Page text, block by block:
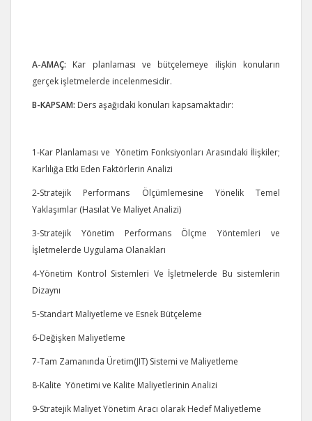
A-AMAÇ: Kar planlaması ve bütçelemeye ilişkin konuların
gerçek işletmelerde incelenmesidir.
B-KAPSAM: Ders aşağıdaki konuları kapsamaktadır:
1-Kar Planlaması ve Yönetim Fonksiyonları Arasındaki İlişkiler;
Karlılığa Etki Eden Faktörlerin Analizi
2-Stratejik Performans Ölçümlemesine Yönelik Temel
Yaklaşımlar (Hasılat Ve Maliyet Analizi)
3-Stratejik Yönetim Performans Ölçme Yöntemleri ve
İşletmelerde Uygulama Olanakları
4-Yönetim Kontrol Sistemleri Ve İşletmelerde Bu sistemlerin
Dizaynı
5-Standart Maliyetleme ve Esnek Bütçeleme
6-Değişken Maliyetleme
7-Tam Zamanında Üretim(JIT) Sistemi ve Maliyetleme
8-Kalite Yönetimi ve Kalite Maliyetlerinin Analizi
9-Stratejik Maliyet Yönetim Aracı olarak Hedef Maliyetleme